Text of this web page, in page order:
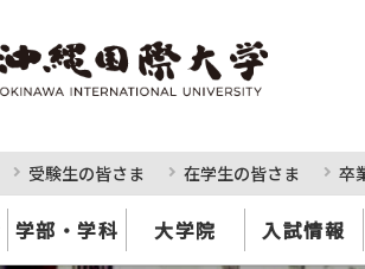
受験生の皆さま 在学生の皆さま 卒
学部・学科 大学院 入試情報